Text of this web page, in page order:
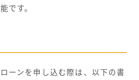
です。
ーンを申し込む際は、以下の書